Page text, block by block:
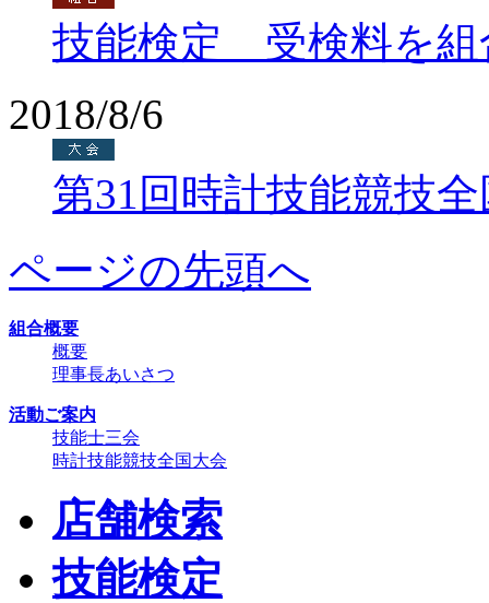
技能検定 受検料を組
2018/8/6
第31回時計技能競技
ページの先頭へ
組合概要
概要
理事長あいさつ
活動ご案内
技能士三会
時計技能競技全国大会
店舗検索
技能検定